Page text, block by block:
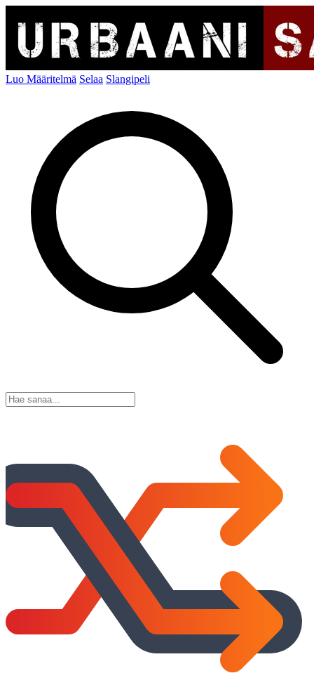
Luo Määritelmä Selaa Slangipeli